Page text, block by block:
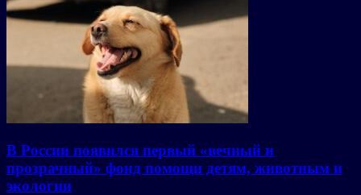
В России появился первый «вечный и
прозрачный» фонд помощи детям, животным и
экологии